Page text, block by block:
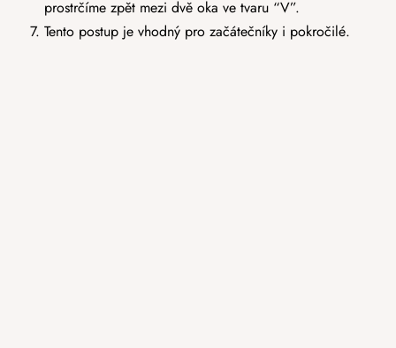
prostrčíme zpět mezi dvě oka ve tvaru “V”.
Tento postup je vhodný pro začátečníky i pokročilé.